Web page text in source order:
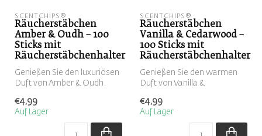
SCENTCHIPS®
Räucherstäbchen
Amber & Oudh – 100
Sticks mit
Räucherstäbchenhalter
Genießen Sie den luxuriösen
Duft von Amber & Oudh.
Räuche...
€4,99
Auf Lager
SCENTCHIPS®
Räucherstäbchen
Vanilla & Cedarwood –
100 Sticks mit
Räucherstäbchenhalter
Genießen Sie den warmen
Duft von Vanilla &
enthält 100 Räu...
€4,99
Auf Lager